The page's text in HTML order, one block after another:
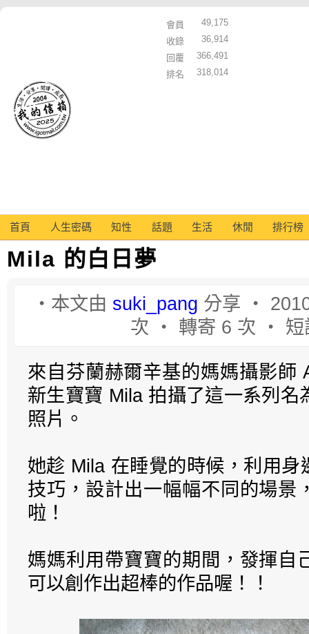
會員
49,175
收錄
36,914
回覆
366,491
排名
318,014
首頁 人生密碼 知性 話題 生活 休閒 排行榜
Mila 的白日夢
‧本文由 suki_pang 分享 ‧
次 ‧ 轉寄 6 次 ‧
來自芬蘭赫爾辛基的媽媽攝影師
新生寶寶 Mila 拍攝了這一系列名
照片。
她趁 Mila 在睡覺的時候，利用身
技巧，設計出一幅幅不同的場景
啦！
媽媽利用帶寶寶的期間，發揮自
可以創作出超棒的作品喔！！